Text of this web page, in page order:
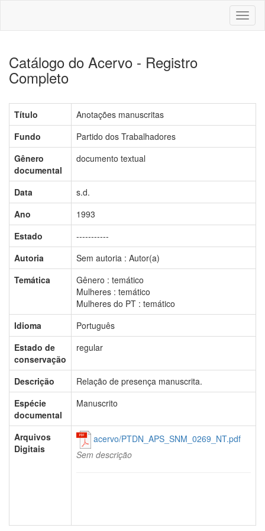
Catálogo do Acervo - Registro
Completo
Título
Anotações manuscritas
Fundo
Partido dos Trabalhadores
Gênero
documental
documento textual
Data
s.d.
Ano
1993
Estado
-----------
Autoria
Sem autoria : Autor(a)
Temática
Gênero : temático
Mulheres : temático
Mulheres do PT : temático
Idioma
Português
Estado de
conservação
regular
Descrição
Relação de presença manuscrita.
Espécie
documental
Manuscrito
Arquivos
Digitais
acervo/PTDN_APS_SNM_0269_NT.pdf
Sem descrição